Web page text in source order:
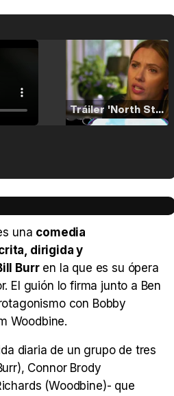
Tráiler 'North Star' (2023)
Tráiler 'Vida perra' (2026)
Tráiler Oficial en VOSE 'The Audacity'
una comedia
dirigida y
Burren la que es su ópera
El guión lo firma junto a Ben
con Bobby
Woodbine.
diaria de un grupo de tres
Connor Brody
(Woodbine)- que